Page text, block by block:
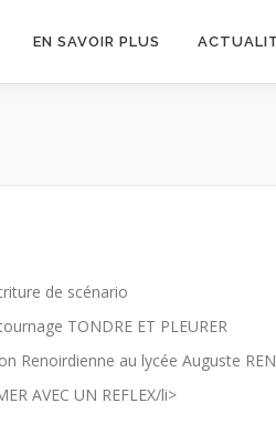
EN SAVOIR PLUS
de scénario
TONDRE ET PLEURER
Renoirdienne au lycée Auguste
AVEC UN REFLEX/li>